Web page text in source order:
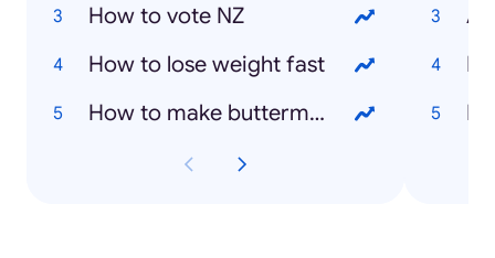
How to vote NZ
How to lose weight fast
How to make buttermilk